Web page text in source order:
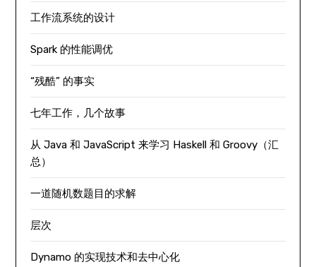
工作流系统的设计
Spark 的性能调优
“残酷” 的事实
七年工作，几个故事
从 Java 和 JavaScript 来学习 Haskell 和 Groovy（汇
总）
一道随机数题目的求解
层次
Dynamo 的实现技术和去中心化